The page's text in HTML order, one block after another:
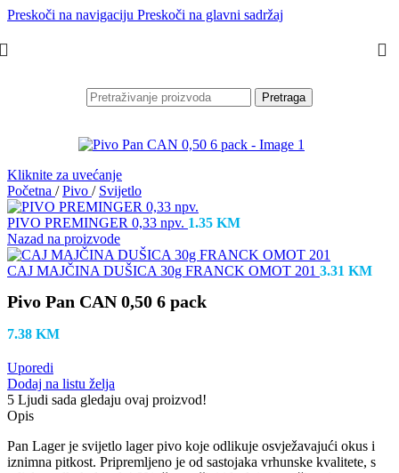
Preskoči na navigaciju Preskoči na glavni sadržaj
Pretraga
Kliknite za uvećanje
Početna / Pivo / Svijetlo
PIVO PREMINGER 0,33 npv. 1.35 KM
Nazad na proizvode
CAJ MAJČINA DUŠICA 30g FRANCK OMOT 201 3.31 KM
Pivo Pan CAN 0,50 6 pack
7.38 KM
Uporedi
Dodaj na listu želja
5 Ljudi sada gledaju ovaj proizvod!
Opis
Pan Lager je svijetlo lager pivo koje odlikuje osvježavajući okus i
iznimna pitkost. Pripremljeno je od sastojaka vrhunske kvalitete, s